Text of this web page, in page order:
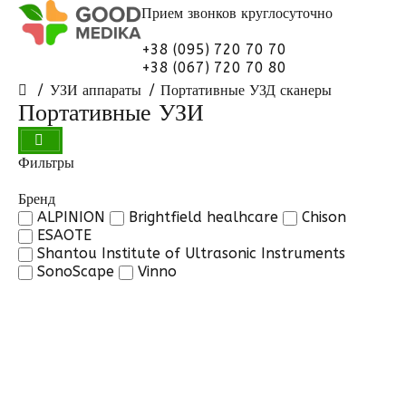
Прием звонков круглосуточно
+38 (095) 720 70 70
+38 (067) 720 70 80
УЗИ аппараты
Портативные УЗД сканеры
Портативные УЗИ
Фильтры
Бренд
ALPINION
Brightfield healhcare
Chison
ESAOTE
Shantou Institute of Ultrasonic Instruments
SonoScape
Vinno